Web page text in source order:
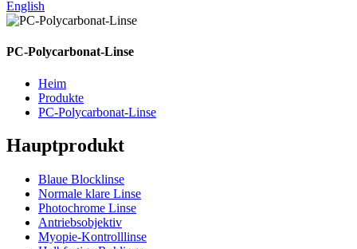
English
PC-Polycarbonat-Linse
Heim
Produkte
PC-Polycarbonat-Linse
Hauptprodukt
Blaue Blocklinse
Normale klare Linse
Photochrome Linse
Antriebsobjektiv
Myopie-Kontrolllinse